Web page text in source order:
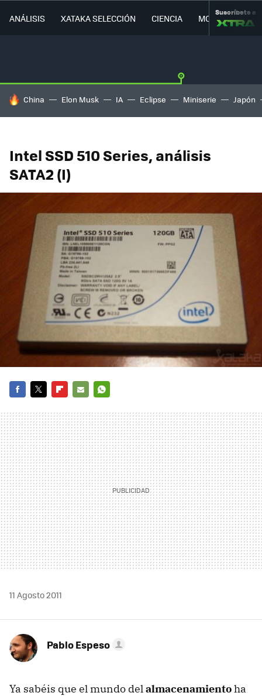
ANÁLISIS XATAKA SELECCIÓN CIENCIA MOVILIDAD
Suscríbete a
HOY SE HABLA DE
China Elon Musk IA Eclipse Miniserie Japón
Intel SSD 510 Series, análisis
SATA2 (I)
MAIL
11 Agosto 2011
Pablo Espeso
Ya sabéis que el mundo delalmacenamientoha